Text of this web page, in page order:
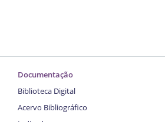
Documentação
Biblioteca Digital
Acervo Bibliográfico